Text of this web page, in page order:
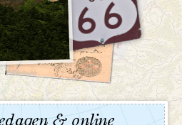
& online